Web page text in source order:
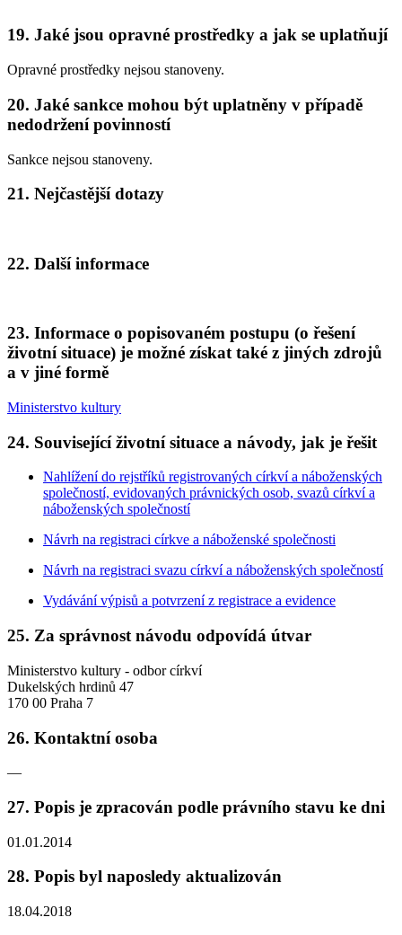
19. Jaké jsou opravné prostředky a jak se uplatňují
Opravné prostředky nejsou stanoveny.
20. Jaké sankce mohou být uplatněny v případě
nedodržení povinností
Sankce nejsou stanoveny.
21. Nejčastější dotazy
22. Další informace
23. Informace o popisovaném postupu (o řešení
životní situace) je možné získat také z jiných zdrojů
a v jiné formě
Ministerstvo kultury
24. Související životní situace a návody, jak je řešit
Nahlížení do rejstříků registrovaných církví a náboženských
společností, evidovaných právnických osob, svazů církví a
náboženských společností
Návrh na registraci církve a náboženské společnosti
Návrh na registraci svazu církví a náboženských společností
Vydávání výpisů a potvrzení z registrace a evidence
25. Za správnost návodu odpovídá útvar
Ministerstvo kultury - odbor církví
Dukelských hrdinů 47
170 00 Praha 7
26. Kontaktní osoba
—
27. Popis je zpracován podle právního stavu ke dni
01.01.2014
28. Popis byl naposledy aktualizován
18.04.2018